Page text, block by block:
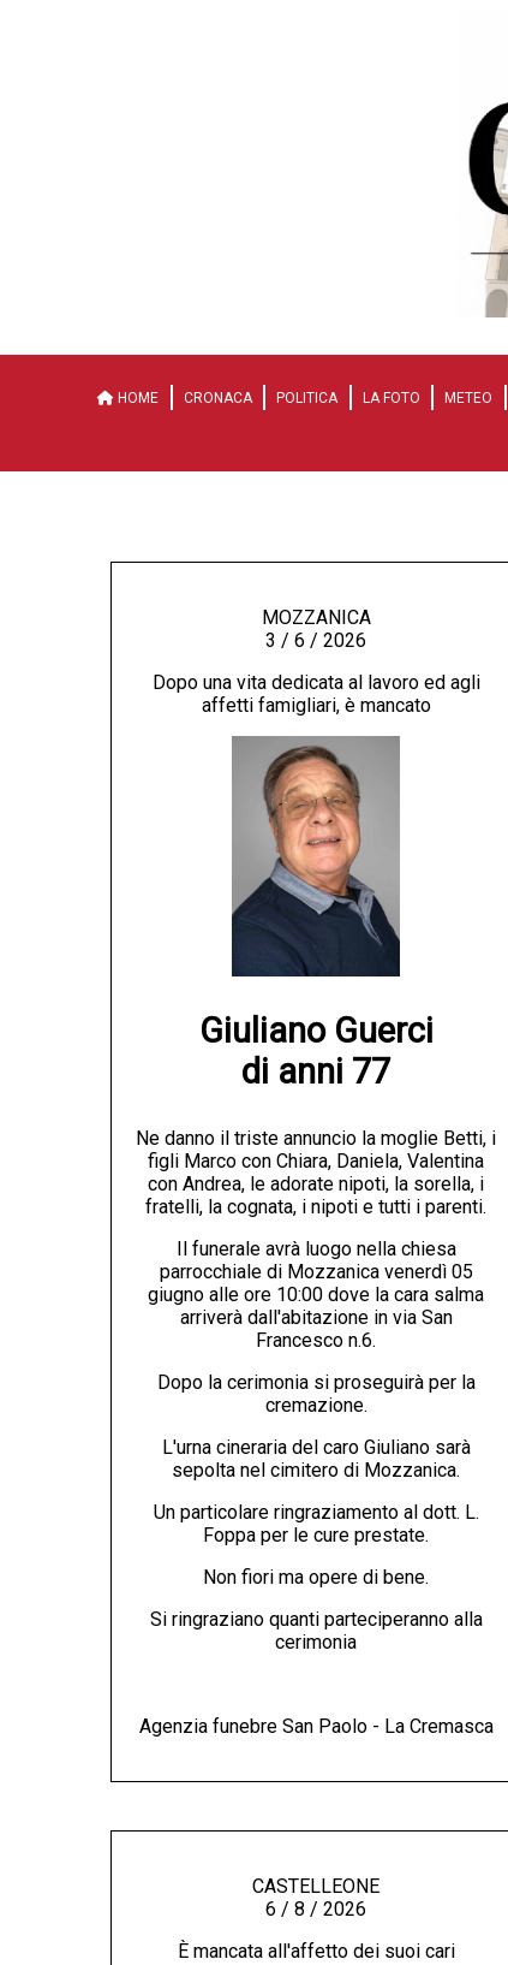
HOME CRONACA POLITICA LA FOTO METEO
MOZZANICA
3 / 6 / 2026
Dopo una vita dedicata al lavoro ed agli
affetti famigliari, è mancato
Giuliano Guerci
di anni 77
Ne danno il triste annuncio la moglie Betti, i
figli Marco con Chiara, Daniela, Valentina
con Andrea, le adorate nipoti, la sorella, i
fratelli, la cognata, i nipoti e tutti i parenti.
Il funerale avrà luogo nella chiesa
parrocchiale di Mozzanica venerdì 05
giugno alle ore 10:00 dove la cara salma
arriverà dall'abitazione in via San
Francesco n.6.
Dopo la cerimonia si proseguirà per la
cremazione.
L'urna cineraria del caro Giuliano sarà
sepolta nel cimitero di Mozzanica.
Un particolare ringraziamento al dott. L.
Foppa per le cure prestate.
Non fiori ma opere di bene.
Si ringraziano quanti parteciperanno alla
cerimonia
Agenzia funebre San Paolo - La Cremasca
CASTELLEONE
6 / 8 / 2026
È mancata all'affetto dei suoi cari